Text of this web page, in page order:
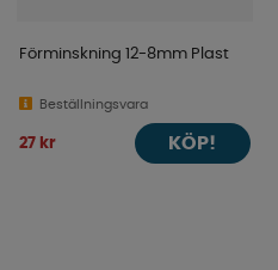
Förminskning 12-8mm Plast
Beställningsvara
27 kr KÖP!